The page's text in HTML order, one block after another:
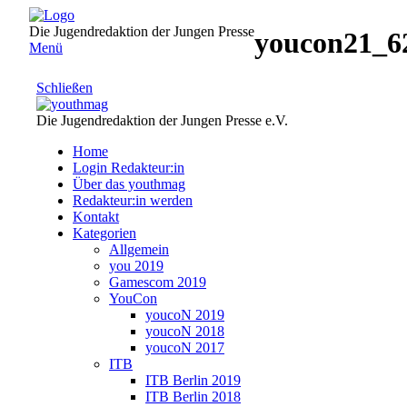
Direkt
zum
Inhalt
Die Jugendredaktion der Jungen Presse
Menü
Schließen
Die Jugendredaktion der Jungen Presse e.V.
Home
Login Redakteur:in
Über das youthmag
Redakteur:in werden
Kontakt
Kategorien
Allgemein
you 2019
Gamescom 2019
YouCon
youcoN 2019
youcoN 2018
youcoN 2017
ITB
ITB Berlin 2019
ITB Berlin 2018